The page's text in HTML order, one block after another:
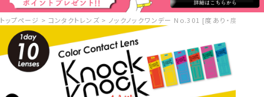
トップページ コンタクトレンズ ノックノックワンデー No.301 [度あり・度なし